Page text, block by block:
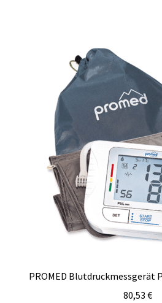
PROMED Blutdruckmessgerät
80,53 €